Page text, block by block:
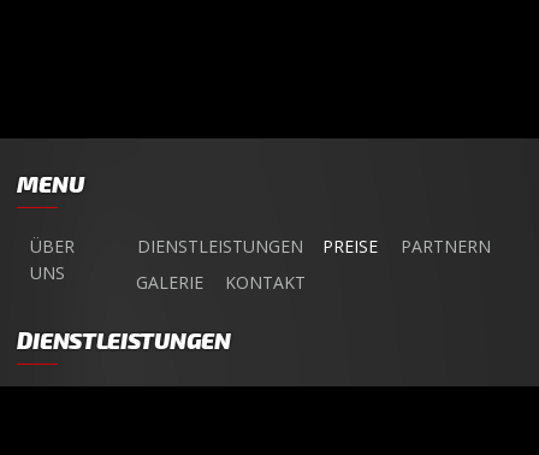
MENU
ÜBER
UNS
DIENSTLEISTUNGEN PREISE
PARTNERN
GALERIE
KONTAKT
DIENSTLEISTUNGEN